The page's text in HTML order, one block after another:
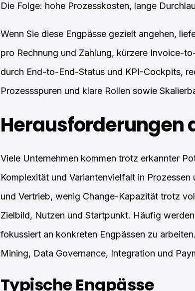
Die Folge: hohe Prozesskosten, lange
Wenn Sie diese Engpässe gezielt angehen,
pro Rechnung und Zahlung, kürzere Invoice-
durch End-to-End-Status und KPI-Cockpits,
Prozessspuren und klare Rollen sowie
Herausforderungen
Viele Unternehmen kommen trotz erkannter
Komplexität und Variantenvielfalt in
und Vertrieb, wenig Change-Kapazität trotz
Zielbild, Nutzen und Startpunkt. Häufig
fokussiert an konkreten Engpässen zu
Mining, Data Governance, Integration und
Typische Engpässe